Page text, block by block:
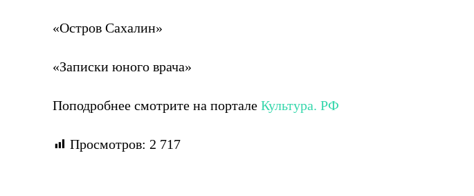
«Остров Сахалин»
«Записки юного врача»
Поподробнее смотрите на портале Культура. РФ
Просмотров: 2 717